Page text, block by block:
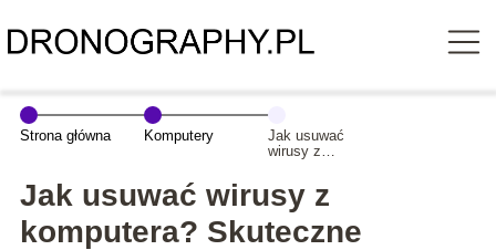
Strona główna Komputery
Jak usuwać
wirusy z
metody i porady
Jak usuwać wirusy z
komputera? Skuteczne